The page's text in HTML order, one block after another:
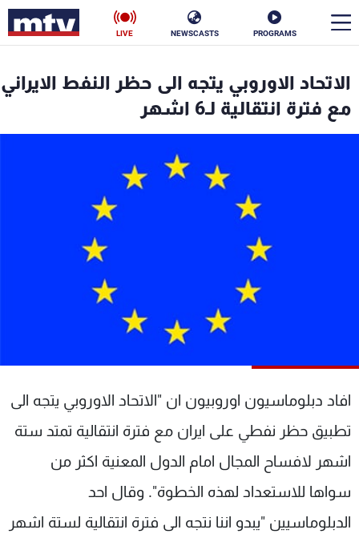
PROGRAMS
NEWSCASTS
LIVE
الاتحاد الاوروبي يتجه الى حظر النفط الايراني
مع فترة انتقالية لـ6 اشهر
افاد دبلوماسيون اوروبيون ان "الاتحاد الاوروبي يتجه الى
تطبيق حظر نفطي على ايران مع فترة انتقالية تمتد ستة
اشهر لافساح المجال امام الدول المعنية اكثر من
سواها للاستعداد لهذه الخطوة". وقال احد
الدبلوماسيين "يبدو اننا نتجه الى فترة انتقالية لستة اشهر
الأخبار
فن
الترددات
الإنـتـاج
لاعلاناتكم
تواصل معنا
شروط الإسـتخدام
سياسة الخصوصية